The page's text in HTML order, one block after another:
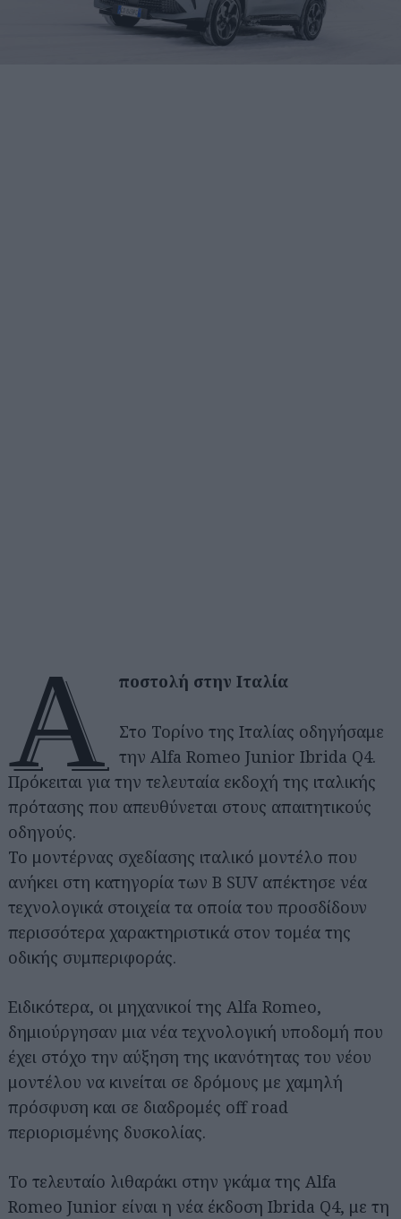
Α ποστολή στην Ιταλία
Στο Τορίνο της Ιταλίας οδηγήσαμε
την Alfa Romeo Junior Ibrida Q4.
Πρόκειται για την τελευταία εκδοχή της ιταλικής
πρότασης που απευθύνεται στους απαιτητικούς
οδηγούς.
Το μοντέρνας σχεδίασης ιταλικό μοντέλο που
ανήκει στη κατηγορία των B SUV απέκτησε νέα
τεχνολογικά στοιχεία τα οποία του προσδίδουν
περισσότερα χαρακτηριστικά στον τομέα της
οδικής συμπεριφοράς.
Ειδικότερα, οι μηχανικοί της Alfa Romeo,
δημιούργησαν μια νέα τεχνολογική υποδομή που
έχει στόχο την αύξηση της ικανότητας του νέου
μοντέλου να κινείται σε δρόμους με χαμηλή
πρόσφυση και σε διαδρομές off road
περιορισμένης δυσκολίας.
Το τελευταίο λιθαράκι στην γκάμα της Alfa
Romeo Junior είναι η νέα έκδοση Ibrida Q4, με τη